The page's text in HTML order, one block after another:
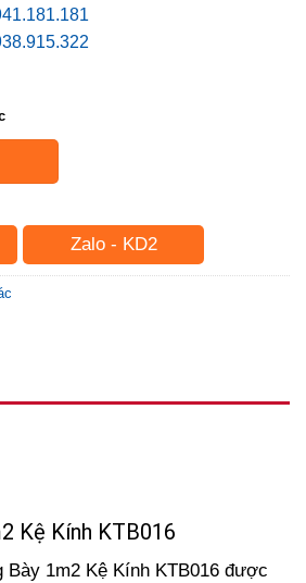
Zalo - KD2
Kệ Kính KTB016
Bày 1m2 Kệ Kính KTB016 được